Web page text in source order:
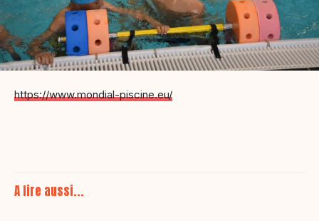
https://www.mondial-piscine.eu/
A lire aussi...